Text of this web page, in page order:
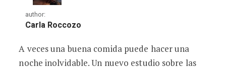
author:
Carla Roccozo
Las células cerebrales combinan el
A veces una buena comida puede hacer una
noche inolvidable. Un nuevo estudio sobre las